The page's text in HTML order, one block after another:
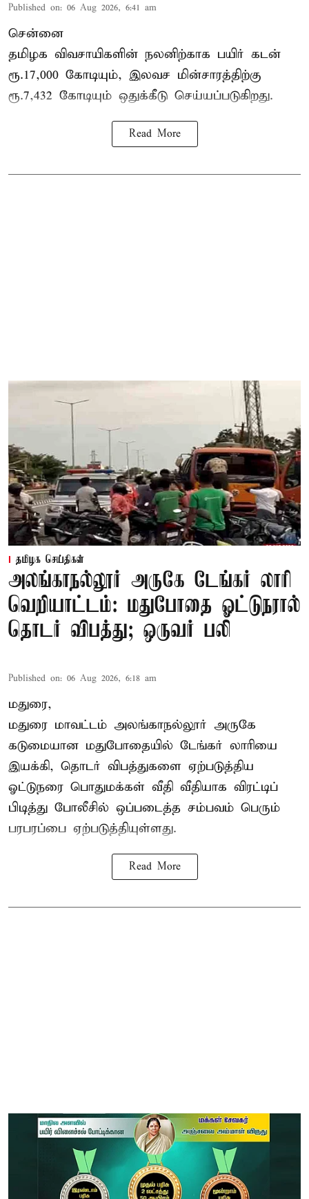
Published on: 06 Aug 2026, 6:41 am
சென்னை
தமிழக விவசாயிகளின் நலனிற்காக பயிர் கடன்
ரூ.17,000 கோடியும், இலவச மின்சாரத்திற்கு
ரூ.7,432 கோடியும் ஒதுக்கீடு செய்யப்படுகிறது.
Read More
தமிழக செய்திகள்
அலங்காநல்லூர் அருகே டேங்கர் லாரி
வெறியாட்டம்: மதுபோதை ஓட்டுநரால்
தொடர் விபத்து; ஒருவர் பலி
Published on: 06 Aug 2026, 6:18 am
மதுரை,
மதுரை மாவட்டம் அலங்காநல்லூர் அருகே
கடுமையான மதுபோதையில் டேங்கர் லாரியை
இயக்கி, தொடர் விபத்துகளை ஏற்படுத்திய
ஓட்டுநரை பொதுமக்கள் வீதி வீதியாக விரட்டிப்
பிடித்து போலீசில் ஒப்படைத்த சம்பவம் பெரும்
பரபரப்பை ஏற்படுத்தியுள்ளது.
Read More